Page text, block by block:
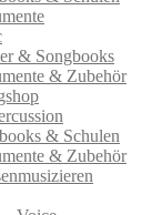
& Songbooks
& Zubehör
& Schulen
& Zubehör